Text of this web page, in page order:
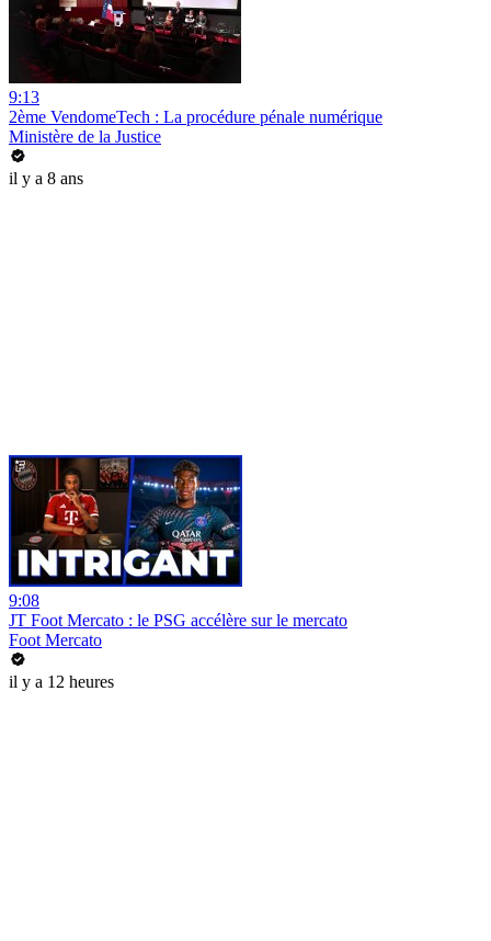
9:13
2ème VendomeTech : La procédure pénale numérique
Ministère de la Justice
il y a 8 ans
9:08
JT Foot Mercato : le PSG accélère sur le mercato
Foot Mercato
il y a 12 heures